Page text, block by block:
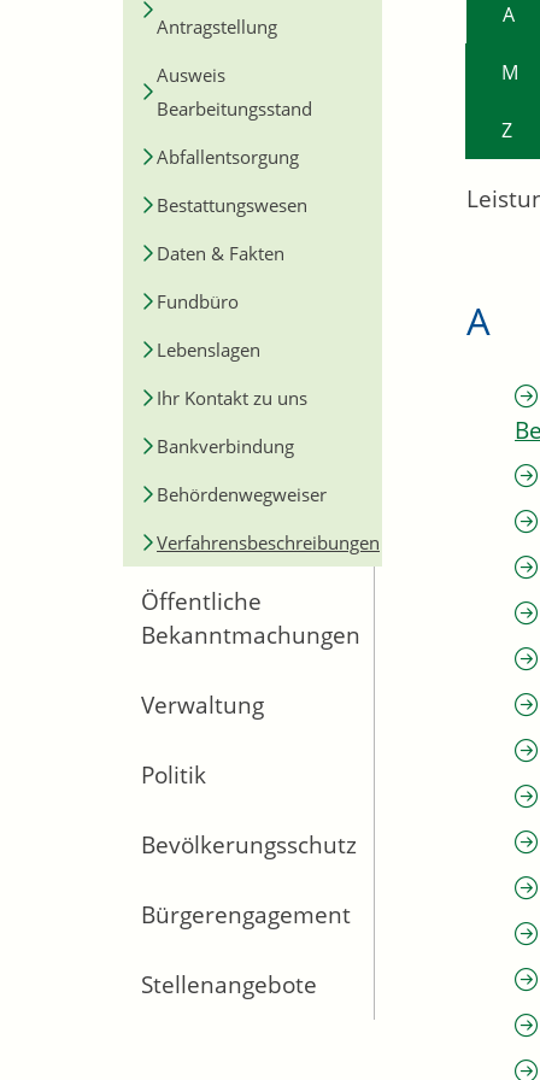
Antragstellung
Ausweis
Bearbeitungsstand
Abfallentsorgung
Bestattungswesen
Daten & Fakten
Fundbüro
Lebenslagen
Ihr Kontakt zu uns
Bankverbindung
Behördenwegweiser
Verfahrensbeschreibungen
Öffentliche
Bekanntmachungen
Verwaltung
Politik
Bevölkerungsschutz
Bürgerengagement
Stellenangebote
A
M
Z
A